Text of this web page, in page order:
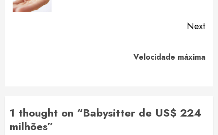
Next
Velocidade máxima
1 thought on “Babysitter de US$ 224
milhões”